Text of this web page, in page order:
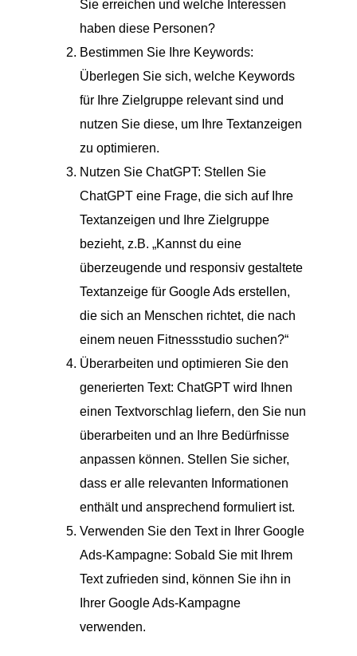
Sie erreichen und welche Interessen
haben diese Personen?
Bestimmen Sie Ihre Keywords:
Überlegen Sie sich, welche Keywords
für Ihre Zielgruppe relevant sind und
nutzen Sie diese, um Ihre Textanzeigen
zu optimieren.
Nutzen Sie ChatGPT: Stellen Sie
ChatGPT eine Frage, die sich auf Ihre
Textanzeigen und Ihre Zielgruppe
bezieht, z.B. „Kannst du eine
überzeugende und responsiv gestaltete
Textanzeige für Google Ads erstellen,
die sich an Menschen richtet, die nach
einem neuen Fitnessstudio suchen?“
Überarbeiten und optimieren Sie den
generierten Text: ChatGPT wird Ihnen
einen Textvorschlag liefern, den Sie nun
überarbeiten und an Ihre Bedürfnisse
anpassen können. Stellen Sie sicher,
dass er alle relevanten Informationen
enthält und ansprechend formuliert ist.
Verwenden Sie den Text in Ihrer Google
Ads-Kampagne: Sobald Sie mit Ihrem
Text zufrieden sind, können Sie ihn in
Ihrer Google Ads-Kampagne
verwenden.